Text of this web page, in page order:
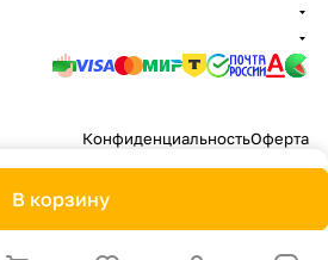
В корзину
КонфиденциальностьОферта